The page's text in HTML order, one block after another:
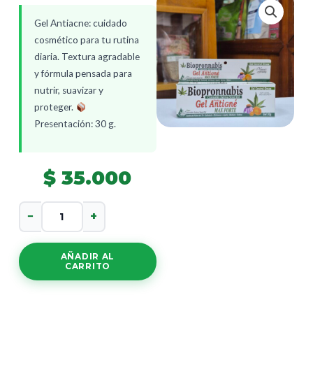
Gel Antiacne: cuidado
cosmético para tu rutina
diaria. Textura agradable
y fórmula pensada para
nutrir, suavizar y
proteger.
Presentación: 30 g.
$ 35.000
Gel
Antiacne
cantidad
− +
AÑADIR AL
CARRITO